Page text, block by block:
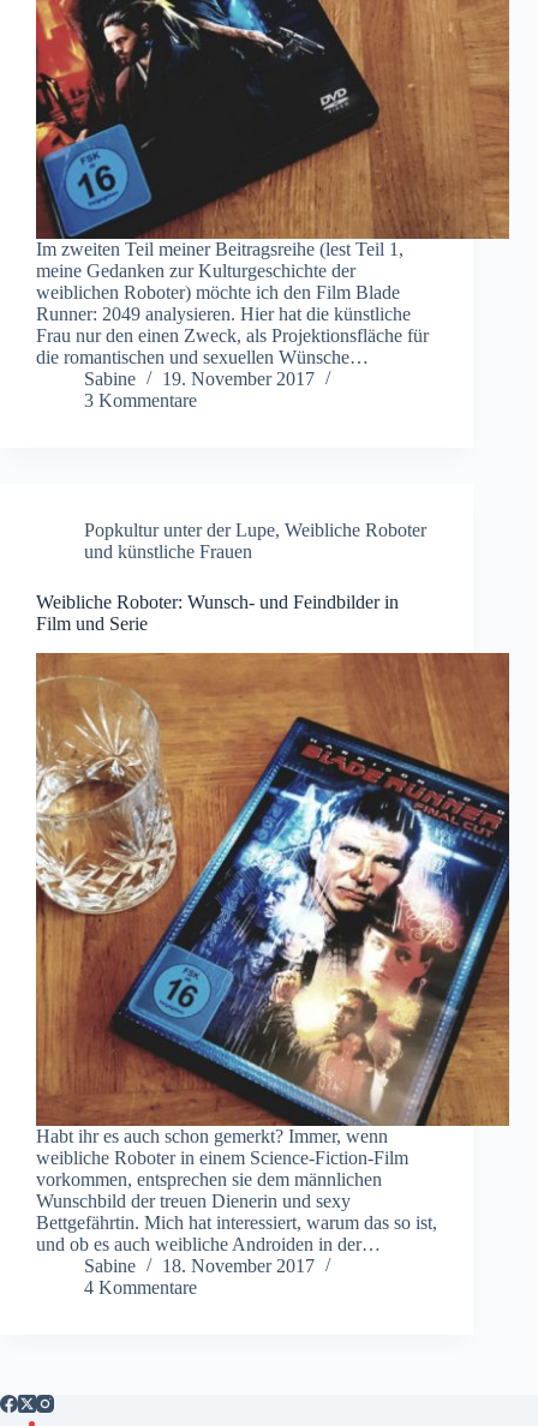
Im zweiten Teil meiner Beitragsreihe (lest Teil 1,
meine Gedanken zur Kulturgeschichte der
weiblichen Roboter) möchte ich den Film Blade
Runner: 2049 analysieren. Hier hat die künstliche
Frau nur den einen Zweck, als Projektionsfläche für
die romantischen und sexuellen Wünsche…
Sabine
19. November 2017
3 Kommentare
Popkultur unter der Lupe, Weibliche Roboter
und künstliche Frauen
Weibliche Roboter: Wunsch- und Feindbilder in
Film und Serie
Habt ihr es auch schon gemerkt? Immer, wenn
weibliche Roboter in einem Science-Fiction-Film
vorkommen, entsprechen sie dem männlichen
Wunschbild der treuen Dienerin und sexy
Bettgefährtin. Mich hat interessiert, warum das so ist,
und ob es auch weibliche Androiden in der…
Sabine
18. November 2017
4 Kommentare